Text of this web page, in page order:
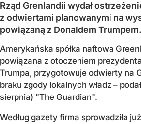
Rząd Grenlandii wydał
z odwiertami planowanymi na
powiązaną z Donaldem Trumpem.
Amerykańska spółka naftowa
powiązana z otoczeniem
Trumpa, przygotowuje odwierty na
braku zgody lokalnych władz –
sierpnia) "The Guardian".
Według gazety firma sprowadziła